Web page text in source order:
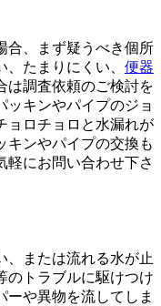
合、まず疑うべき個所
たまりにくい、 便器
は調査依頼のご検討を
ッキンやパイプのジョ
ョロチョロと水漏れが
キンやパイプの交換も
軽にお問い合わせ下さ
、または流れる水が止
のトラブルに駆けつけ
ーや異物を流してしま